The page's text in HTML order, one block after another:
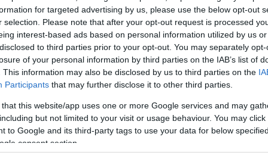
for targeted advertising by us, please use the below opt-out
selection. Please note that after your opt-out request is processed
interest-based ads based on personal information utilized by us
to third parties prior to your opt-out. You may separately
of your personal information by third parties on the IAB’s list of
This information may also be disclosed by us to third parties on the
Participants that may further disclose it to other third parties.
that this website/app uses one or more Google services and may
but not limited to your visit or usage behaviour. You may
to Google and its third-party tags to use your data for below
consent section.
Υποβολή σχολίου
από reCAPTCHA, ισχύουν Πολιτική Απορρήτου Όροι Χρήσης
Ελλάδα
ΒΑΡΚΙΖΑ
ΤΡΟΧΑΙΟ ΒΑΡΚΙΖΑ
Share:
το Νewsit.gr στο
όλη την ειδησεογραφία και τατελευταία νέατης